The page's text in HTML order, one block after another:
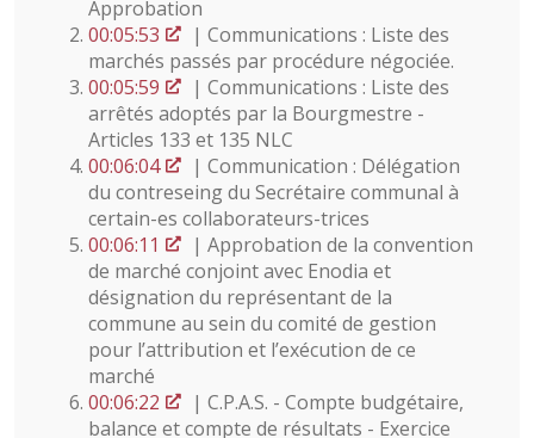
Approbation
00:05:53
| Communications : Liste des
marchés passés par procédure négociée.
00:05:59
| Communications : Liste des
arrêtés adoptés par la Bourgmestre -
Articles 133 et 135 NLC
00:06:04
| Communication : Délégation
du contreseing du Secrétaire communal à
certain-es collaborateurs-trices
00:06:11
| Approbation de la convention
de marché conjoint avec Enodia et
désignation du représentant de la
commune au sein du comité de gestion
pour l’attribution et l’exécution de ce
marché
00:06:22
| C.P.A.S. - Compte budgétaire,
balance et compte de résultats - Exercice